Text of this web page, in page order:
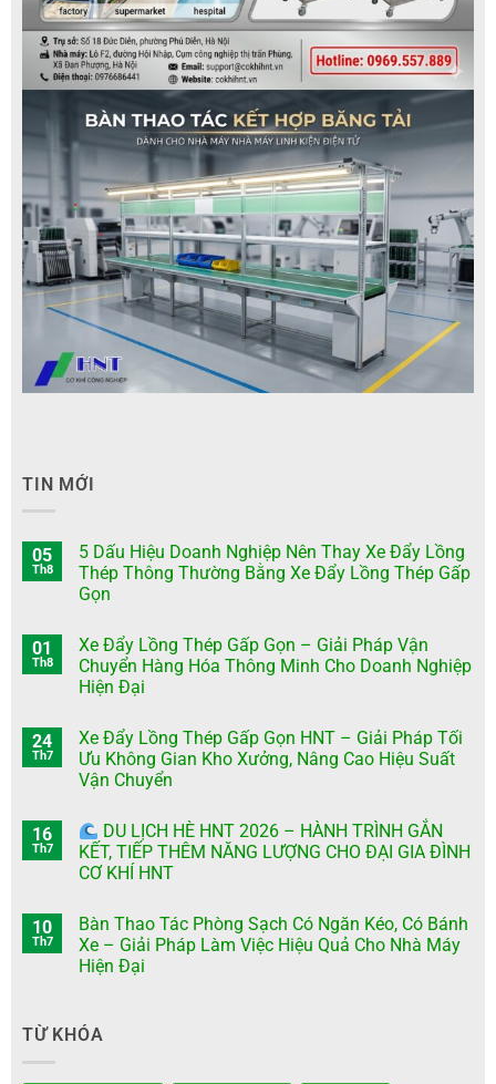
TIN MỚI
05
Th8
5 Dấu Hiệu Doanh Nghiệp Nên Thay Xe Đẩy Lồng
Thép Thông Thường Bằng Xe Đẩy Lồng Thép Gấp
Gọn
01
Th8
Xe Đẩy Lồng Thép Gấp Gọn – Giải Pháp Vận
Chuyển Hàng Hóa Thông Minh Cho Doanh Nghiệp
Hiện Đại
24
Th7
Xe Đẩy Lồng Thép Gấp Gọn HNT – Giải Pháp Tối
Ưu Không Gian Kho Xưởng, Nâng Cao Hiệu Suất
Vận Chuyển
16
Th7
DU LỊCH HÈ HNT 2026 – HÀNH TRÌNH GẮN
KẾT, TIẾP THÊM NĂNG LƯỢNG CHO ĐẠI GIA ĐÌNH
CƠ KHÍ HNT
10
Th7
Bàn Thao Tác Phòng Sạch Có Ngăn Kéo, Có Bánh
Xe – Giải Pháp Làm Việc Hiệu Quả Cho Nhà Máy
Hiện Đại
TỪ KHÓA